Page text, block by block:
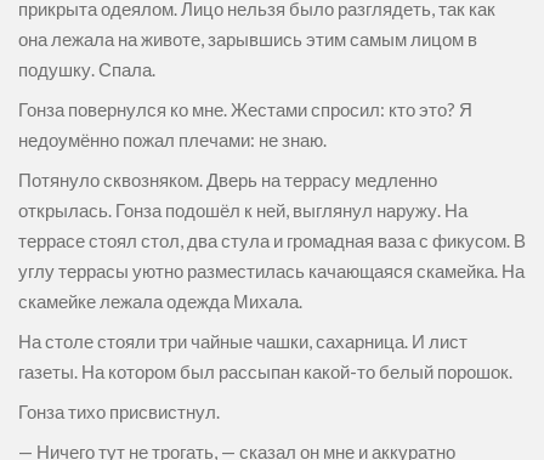
прикрыта одеялом. Лицо нельзя было разглядеть, так как
она лежала на животе, зарывшись этим самым лицом в
подушку. Спала.
Гонза повернулся ко мне. Жестами спросил: кто это? Я
недоумённо пожал плечами: не знаю.
Потянуло сквозняком. Дверь на террасу медленно
открылась. Гонза подошёл к ней, выглянул наружу. На
террасе стоял стол, два стула и громадная ваза с фикусом. В
углу террасы уютно разместилась качающаяся скамейка. На
скамейке лежала одежда Михала.
На столе стояли три чайные чашки, сахарница. И лист
газеты. На котором был рассыпан какой-то белый порошок.
Гонза тихо присвистнул.
— Ничего тут не трогать, — сказал он мне и аккуратно